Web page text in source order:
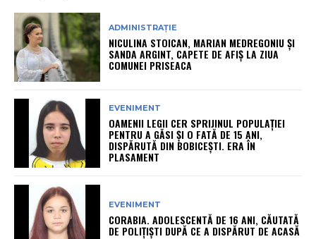
ADMINISTRAȚIE
NICULINA STOICAN, MARIAN MEDREGONIU ȘI
SANDA ARGINT, CAPETE DE AFIȘ LA ZIUA
COMUNEI PRISEACA
EVENIMENT
OAMENII LEGII CER SPRIJINUL POPULAȚIEI
PENTRU A GĂSI ȘI O FATĂ DE 15 ANI,
DISPĂRUTĂ DIN BOBICEȘTI. ERA ÎN
PLASAMENT
EVENIMENT
CORABIA. ADOLESCENTĂ DE 16 ANI, CĂUTATĂ
DE POLIȚIȘTI DUPĂ CE A DISPĂRUT DE ACASĂ